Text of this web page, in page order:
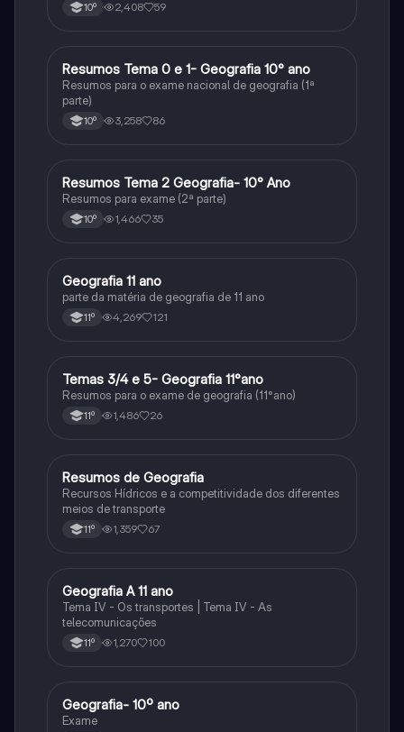
10º 2,408 59
Geografia
Resumos Tema 0 e 1- Geografia 10° ano
Resumos para o exame nacional de geografia (1ª
parte)
10º 3,258 86
Geografia
Resumos Tema 2 Geografia- 10° Ano
Resumos para exame (2ª parte)
10º 1,466 35
Geografia
Geografia 11 ano
parte da matéria de geografia de 11 ano
11º 4,269 121
Geografia
Temas 3/4 e 5- Geografia 11°ano
Resumos para o exame de geografia (11°ano)
11º 1,486 26
Geografia
Resumos de Geografia
Recursos Hídricos e a competitividade dos diferentes
meios de transporte
11º 1,359 67
Geografia
Geografia A 11 ano
Tema IV - Os transportes | Tema IV - As
telecomunicações
11º 1,270 100
Geografia
Geografia- 10º ano
Exame